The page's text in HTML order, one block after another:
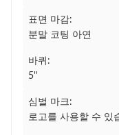
표면 마감:
분말 코팅 아연
바퀴:
5''
심벌 마크:
로고를 사용할 수 있